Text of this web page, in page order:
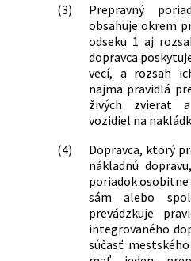
(3)
Prepravný
obsahuje okrem
odseku 1 aj
dopravca
vecí, a rozsah
najmä pravidlá
živých zvierat
vozidiel na
(4)
Dopravca, ktorý
nákladnú
poriadok osobitne
sám alebo
prevádzkuje
integrovaného
súčasť